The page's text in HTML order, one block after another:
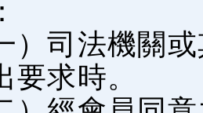
）司法機關
要求時。